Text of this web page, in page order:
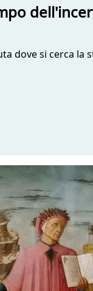
dove si cerca